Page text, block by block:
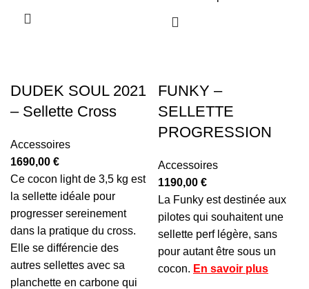
DUDEK SOUL 2021
– Sellette Cross
Accessoires
1690,00 €
Ce cocon light de 3,5 kg est
la sellette idéale pour
progresser sereinement
dans la pratique du cross.
Elle se différencie des
autres sellettes avec sa
planchette en carbone qui
FUNKY –
SELLETTE
PROGRESSION
Accessoires
1190,00 €
La Funky est destinée aux
pilotes qui souhaitent une
sellette perf légère, sans
pour autant être sous un
cocon. En savoir plus